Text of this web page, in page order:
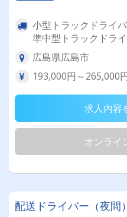
小型トラックドライ
準中型トラックドラ
広島県広島市
193,000円～265,000
求人内容
オンライ
配送ドライバー（夜間）